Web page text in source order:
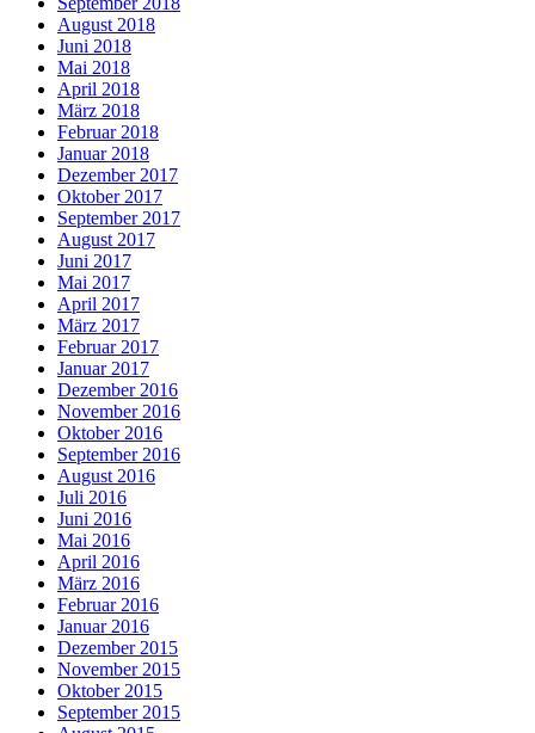
August 2018
Juni 2018
Mai 2018
April 2018
März 2018
Februar 2018
Januar 2018
Dezember 2017
Oktober 2017
September 2017
August 2017
Juni 2017
Mai 2017
April 2017
März 2017
Februar 2017
Januar 2017
Dezember 2016
November 2016
Oktober 2016
September 2016
August 2016
Juli 2016
Juni 2016
Mai 2016
April 2016
März 2016
Februar 2016
Januar 2016
Dezember 2015
November 2015
Oktober 2015
September 2015